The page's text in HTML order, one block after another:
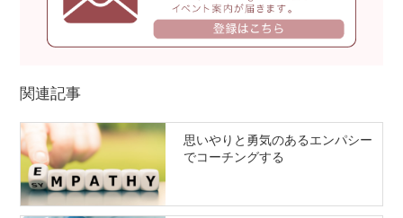
関連記事
思いやりと勇気のあるエンパシー
でコーチングする